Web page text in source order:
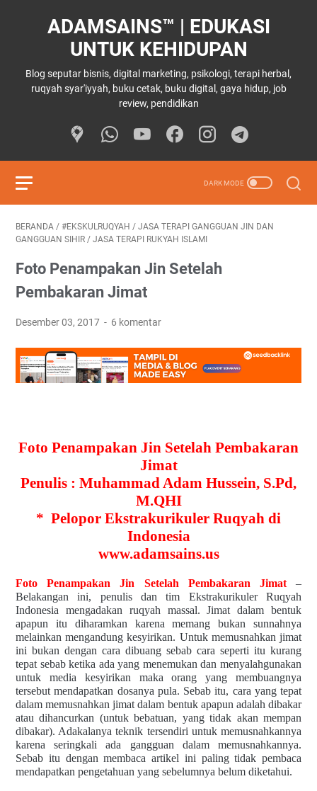
ADAMSAINS™ | EDUKASI
UNTUK KEHIDUPAN
Blog seputar bisnis, digital marketing, psikologi, terapi herbal,
ruqyah syar'iyyah, buku cetak, buku digital, gaya hidup, job
review, pendidikan
BERANDA / #EKSKULRUQYAH / JASA TERAPI GANGGUAN JIN DAN
GANGGUAN SIHIR / JASA TERAPI RUKYAH ISLAMI
Foto Penampakan Jin Setelah
Pembakaran Jimat
Desember 03, 2017 6 komentar
Foto Penampakan Jin Setelah Pembakaran
Jimat
Penulis : Muhammad Adam Hussein, S.Pd,
M.QHI
* Pelopor Ekstrakurikuler Ruqyah di
Indonesia
www.adamsains.us
Foto Penampakan Jin Setelah Pembakaran Jimat–
Belakangan ini, penulis dan tim Ekstrakurikuler Ruqyah
Indonesia mengadakan ruqyah massal. Jimat dalam bentuk
apapun itu diharamkan karena memang bukan sunnahnya
melainkan mengandung kesyirikan. Untuk memusnahkan jimat
ini bukan dengan cara dibuang sebab cara seperti itu kurang
tepat sebab ketika ada yang menemukan dan menyalahgunakan
untuk media kesyirikan maka orang yang membuangnya
tersebut mendapatkan dosanya pula. Sebab itu, cara yang tepat
dalam memusnahkan jimat dalam bentuk apapun adalah dibakar
atau dihancurkan (untuk bebatuan, yang tidak akan mempan
dibakar). Adakalanya teknik tersendiri untuk memusnahkannya
karena seringkali ada gangguan dalam memusnahkannya.
Sebab itu dengan membaca artikel ini paling tidak pembaca
mendapatkan pengetahuan yang sebelumnya belum diketahui.